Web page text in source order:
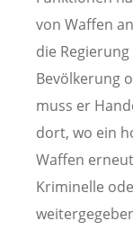
von Waffen
die
Bevölkerung
muss er
dort, wo ein
Waffen
Kriminelle